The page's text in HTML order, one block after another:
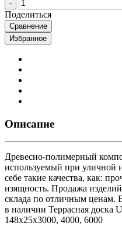
Поделиться
Сравнение
Избранное
Описание
Древесно-полимерный
используемый при уличной
себе такие качества, как:
изящность. Продажа
склада по отличным ценам.
в наличии Террасная
148x25x3000, 4000, 6000